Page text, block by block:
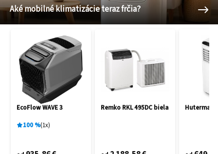
Aké mobilné klimatizácie teraz frčia?
EcoFlow WAVE 3
100% 1x
Remko RKL 495DC biela Hutermann